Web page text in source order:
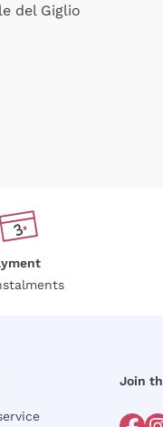
del Giglio
Join